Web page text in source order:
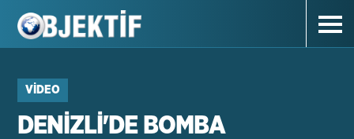
VIDEO
DENİZLİ'DE BOMBA